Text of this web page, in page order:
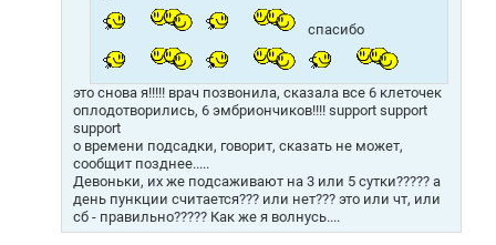
спасибо
это снова я!!!!! врач позвонила, сказала все 6 клеточек
оплодотворились, 6 эмбриончиков!!!! support support
support
о времени подсадки, говорит, сказать не может,
сообщит позднее.....
Девоньки, их же подсаживают на 3 или 5 сутки????? а
день пункции считается??? или нет??? это или чт, или
сб - правильно????? Как же я волнусь....